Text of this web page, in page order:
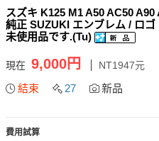
スズキ K125 M1 A50 AC50
純正 SUZUKI エンブレム / ロ
未使用品です.(Tu)
現在 9,000円 NT1947元
結束 27 新品
費用試算